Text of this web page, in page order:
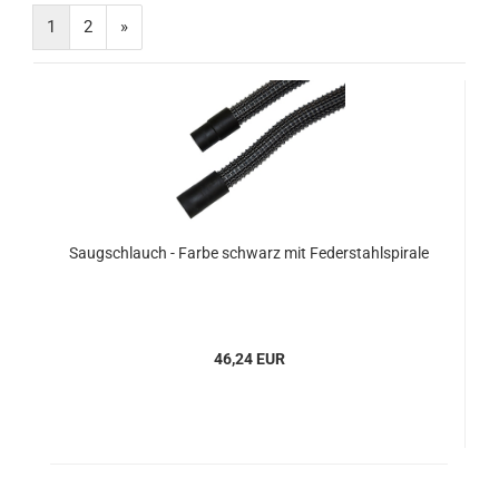
1 2 »
Saugschlauch - Farbe schwarz mit Federstahlspirale
46,24 EUR